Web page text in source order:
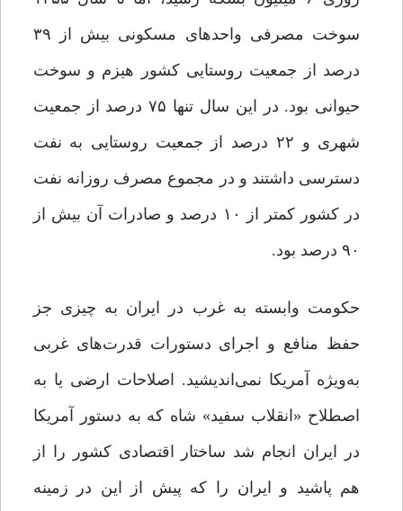
سوخت مصرفی واحدهای مسکونی بیش از ۳۹
درصد از جمعیت روستایی کشور هیزم و سوخت
حیوانی بود. در این سال تنها ۷۵ درصد از جمعیت
شهری و ۲۲ درصد از جمعیت روستایی به نفت
دسترسی داشتند و در مجموع مصرف روزانه نفت
در کشور کمتر از ۱۰ درصد و صادرات آن بیش از
۹۰ درصد بود.
حکومت وابسته به غرب در ایران به چیزی جز
حفظ منافع و اجرای دستورات قدرت‌های غربی
به‌ویژه آمریکا نمی‌اندیشید. اصلاحات ارضی یا به
اصطلاح «انقلاب سفید» شاه که به دستور آمریکا
در ایران انجام شد ساختار اقتصادی کشور را از
هم پاشید و ایران را که پیش از این در زمینه